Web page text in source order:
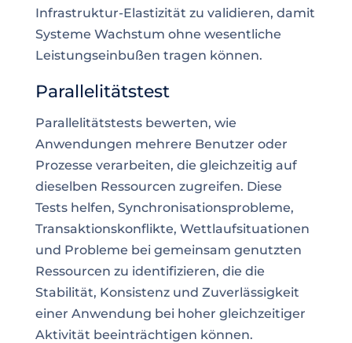
Infrastruktur-Elastizität zu validieren, damit
Systeme Wachstum ohne wesentliche
Leistungseinbußen tragen können.
Parallelitätstest
Parallelitätstests bewerten, wie
Anwendungen mehrere Benutzer oder
Prozesse verarbeiten, die gleichzeitig auf
dieselben Ressourcen zugreifen. Diese
Tests helfen, Synchronisationsprobleme,
Transaktionskonflikte, Wettlaufsituationen
und Probleme bei gemeinsam genutzten
Ressourcen zu identifizieren, die die
Stabilität, Konsistenz und Zuverlässigkeit
einer Anwendung bei hoher gleichzeitiger
Aktivität beeinträchtigen können.